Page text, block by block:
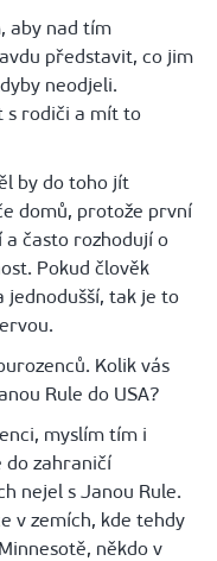
aby nad tím
představit, co jim
neodjeli.
s rodiči a mít to
by do toho jít
domů, protože první
často rozhodují o
Pokud člověk
jednodušší, tak je to
Kolik vás
Rule do USA?
myslím tím i
do zahraničí
nejel s Janou Rule.
v zemích, kde tehdy
někdo v